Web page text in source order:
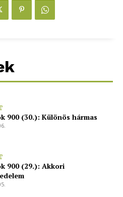
900 (30.): Különös hármas
900 (29.): Akkori